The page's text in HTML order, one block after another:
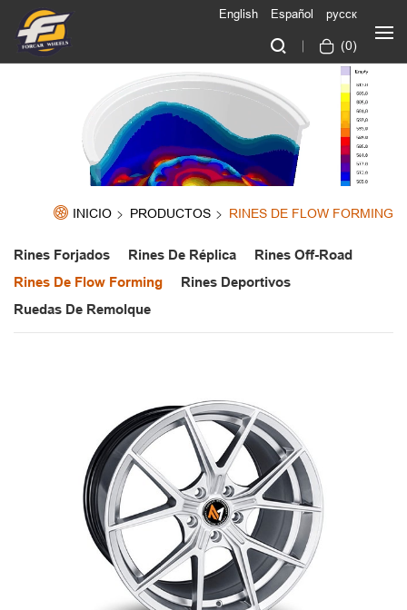
(0)
English Español русск
INICIO PRODUCTOS RINES DE FLOW FORMING
Rines Forjados Rines De Réplica
Rines Off-Road
Rines De Flow Forming
Rines Deportivos
Ruedas De Remolque